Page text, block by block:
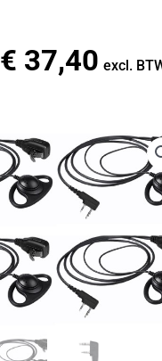
Oorspronkelijke
€ 37,40 Huidige
€ 37,40.
excl.